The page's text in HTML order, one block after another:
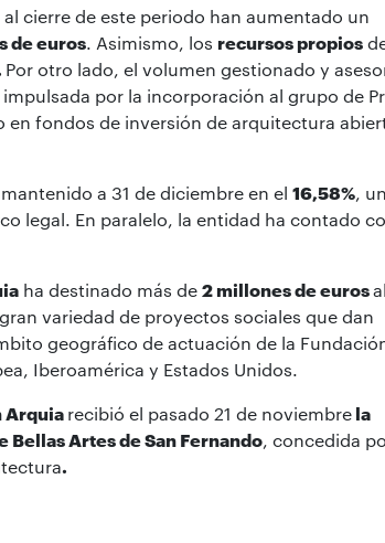
al cierre de este periodo han aumentado un
de euros. Asimismo, los recursos propios
Por otro lado, el volumen gestionado y
por la incorporación al grupo de
fondos de inversión de arquitectura
a 31 de diciembre en el 16,58%, un
legal. En paralelo, la entidad ha contado
ha destinado más de 2 millones de eurosal
variedad de proyectos sociales que dan
geográfico de actuación de la
Iberoamérica y Estados Unidos.
Arquia recibió el pasado 21 de noviembre la
Bellas Artes de San Fernando, concedida
.